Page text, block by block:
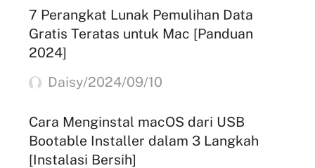
7 Perangkat Lunak Pemulihan Data
Gratis Teratas untuk Mac [Panduan
2024]
Daisy/2024/09/10
Cara Menginstal macOS dari USB
Bootable Installer dalam 3 Langkah
[Instalasi Bersih]